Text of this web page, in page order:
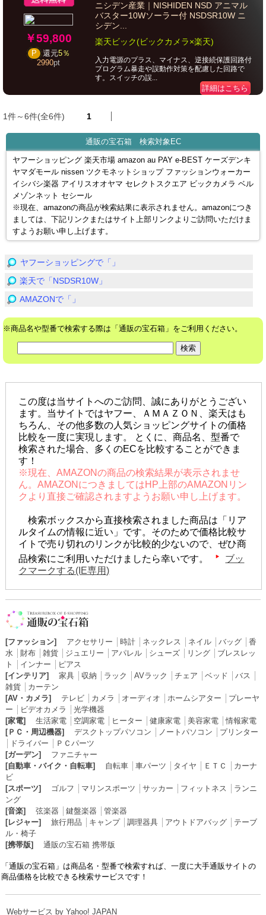
￥59,800
P 還元5％
2990pt
ニシデン産業｜NISHIDEN NSD アニマル
バスター10Wソーラー付 NSDSR10W ニ
シデン...
楽天ビック(ビックカメラ×楽天)
入力電源のプラス、マイナス、逆接続保護回路付
プログラム暴走や誤動作対策を配慮した回路で
す。スイッチの誤...
詳細はこちら
1件～6件(全6件) 1
通販の宝石箱 検索対象EC
ヤフーショッピング 楽天市場 amazon au PAY e-BEST ケーズデンキ
ヤマダモール nissen ツクモネットショップ ファッションウォーカー
イシバシ楽器 アイリスオオヤマ セレクトスクエア ビックカメラ ベル
メゾンネット セシール
※現在、amazonの商品が検索結果に表示されません。amazonにつき
ましては、下記リンクまたはサイト上部リンクよりご訪問いただけま
すようお願い申し上げます。
ヤフーショッピングで「」
楽天で「NSDSR10W」
AMAZONで「」
※商品名や型番で検索する際は「通販の宝石箱」をご利用ください。
この度は当サイトへのご訪問、誠にありがとうござい
ます。当サイトではヤフー、ＡＭＡＺＯＮ、楽天はも
ちろん、その他多数の人気ショッピングサイトの価格
比較を一度に実現します。 とくに、商品名、型番で
検索された場合、多くのECを比較することができま
す！
※現在、AMAZONの商品の検索結果が表示されませ
ん。AMAZONにつきましてはHP上部のAMAZONリン
クより直接ご確認されますようお願い申し上げます。
検索ボックスから直接検索されました商品は「リア
ルタイムの情報に近い」です。そのためで価格比較サ
イトで売り切れのリンクが比較的少ないので、ぜひ商
品検索にご利用いただけましたら幸いです。
ブッ
クマークする(IE専用)
[ファッション] アクセサリー 時計│ ネックレス ネイル│ バッグ│ 香
水
財布│ 雑貨│ ジュエリー アパレル│ シューズ│ リング│ ブレスレッ
ト
インナー
ピアス
[インテリア]
家具│ 収納 ラック AVラック チェア ベッド バス
雑貨│ カーテン
[AV・カメラ]
テレビ│ カメラ オーディオ ホームシアター
プレーヤ
ー
ビデオカメラ
光学機器
[家電]
生活家電│ 空調家電│ ヒーター 健康家電│ 美容家電│情報家電
[ＰＣ・周辺機器]
デスクトップパソコン ノートパソコン
プリンター
ドライバー
ＰＣパーツ
[ガーデン]
ファニチャー
[自動車・バイク・自転車]
自転車│ 車パーツ タイヤ ＥＴＣ
カーナ
ビ
[スポーツ]
ゴルフ マリンスポーツ サッカー フィットネス
ランニ
ング
[音楽]
弦楽器 鍵盤楽器
管楽器
[レジャー]
旅行用品 キャンプ│ 調理器具│ アウトドアバッグ│ テーブ
ル・椅子
[携帯版]
通販の宝石箱 携帯版
「通販の宝石箱」は商品名・型番で検索すれば、一度に大手通販サイトの
商品価格を比較できる検索サービスです！
Webサービス by Yahoo! JAPAN